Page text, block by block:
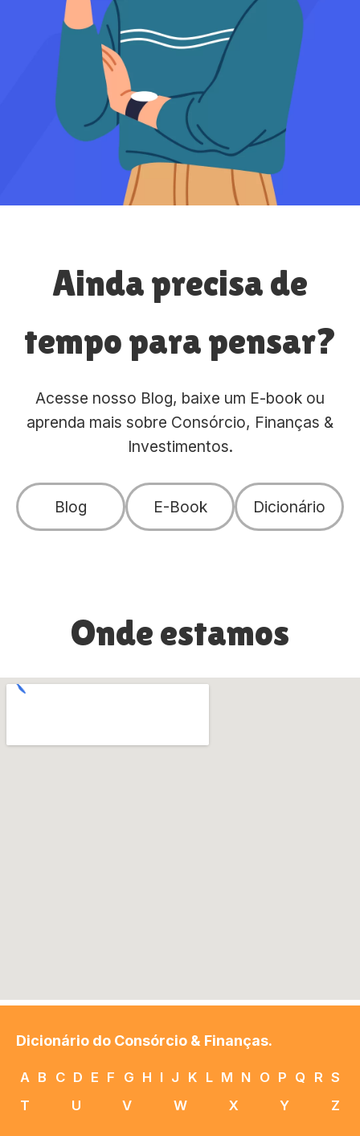
Ainda precisa de
tempo para pensar?
Acesse nosso Blog, baixe um E-book ou
aprenda mais sobre Consórcio, Finanças &
Investimentos.
Blog E-Book Dicionário
Onde estamos
Dicionário do Consórcio & Finanças.
A B C D E F G H I J K L M N O P Q R S
T
U V W X Y Z